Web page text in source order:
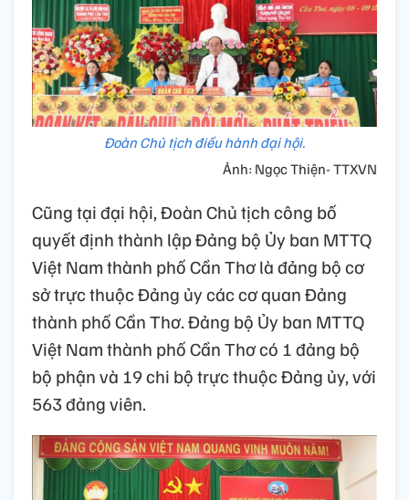
Đoàn Chủ tịch điều hành đại hội.
Ảnh: Ngọc Thiện- TTXVN
Cũng tại đại hội, Đoàn Chủ tịch công bố
quyết định thành lập Đảng bộ Ủy ban MTTQ
Việt Nam thành phố Cần Thơ là đảng bộ cơ
sở trực thuộc Đảng ủy các cơ quan Đảng
thành phố Cần Thơ. Đảng bộ Ủy ban MTTQ
Việt Nam thành phố Cần Thơ có 1 đảng bộ
bộ phận và 19 chi bộ trực thuộc Đảng ủy, với
563 đảng viên.